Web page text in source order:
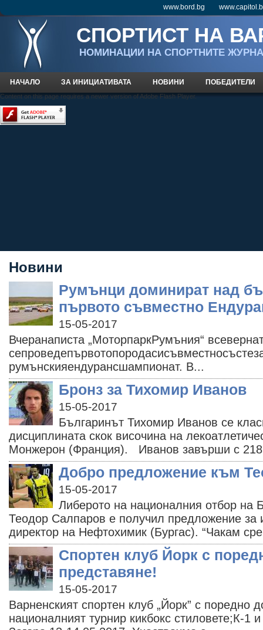
www.bord.bg
СПОРТИСТ НА
НOМИНАЦИИ НА СПОРТНИТЕ
НАЧАЛО ЗА ИНИЦИАТИВАТА НОВИНИ ПОБЕДИТЕЛИ
Content on this page requires a newer version of Adobe Flash Player.
Новини
Румънци доминират над
първото съвместно
15-05-2017
Вчеранаписта „МоторпаркРумъния“
румънскияендурансшампионат. В...
Бронз за Тихомир Иванов
15-05-2017
Българинът Тихомир Иванов се
дисциплината скок височина на
Монжерон (Франция). Иванов завърши с
Добро предложение към
15-05-2017
Либерото на националния отбор на
Теодор Салпаров е получил предложение за
директор на Нефтохимик (Бургас). “Чакам
Спортен клуб Йорк с
представяне!
15-05-2017
Варненският спортен клуб „Йорк” с поредно
националният турнир кикбокс стиловете;К-1